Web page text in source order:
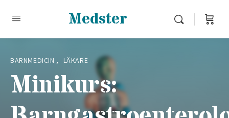
Medster
BARNMEDICIN , LÄKARE
Minikurs: